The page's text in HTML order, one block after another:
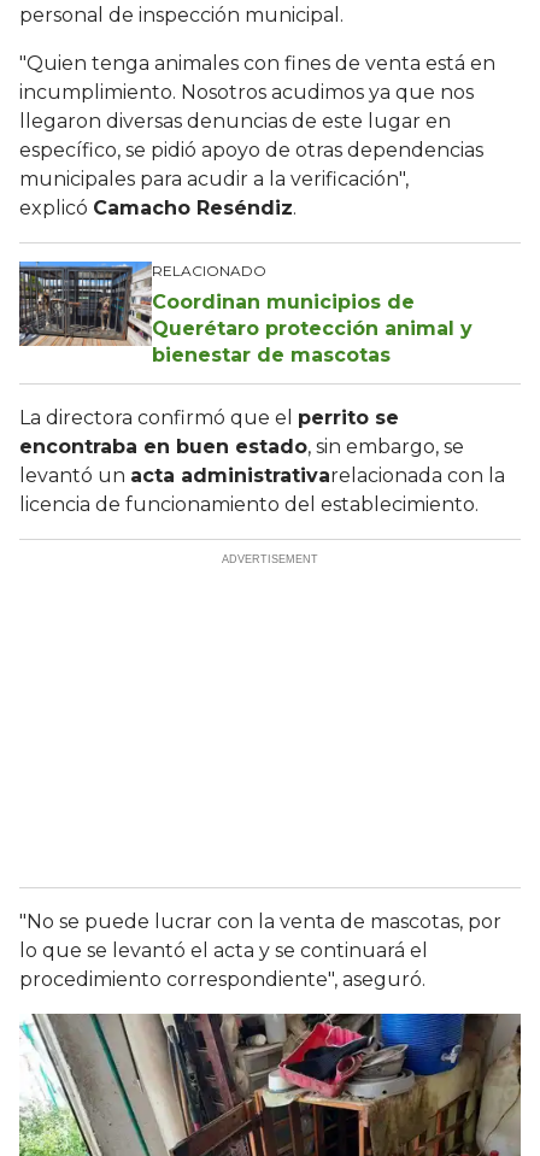
personal de inspección municipal.
"Quien tenga animales con fines de venta está en
incumplimiento. Nosotros acudimos ya que nos
llegaron diversas denuncias de este lugar en
específico, se pidió apoyo de otras dependencias
municipales para acudir a la verificación",
explicó Camacho Reséndiz.
RELACIONADO
Coordinan municipios de
Querétaro protección animal y
bienestar de mascotas
La directora confirmó que el perrito se
encontraba en buen estado, sin embargo, se
levantó un acta administrativarelacionada con la
licencia de funcionamiento del establecimiento.
"No se puede lucrar con la venta de mascotas, por
lo que se levantó el acta y se continuará el
procedimiento correspondiente", aseguró.